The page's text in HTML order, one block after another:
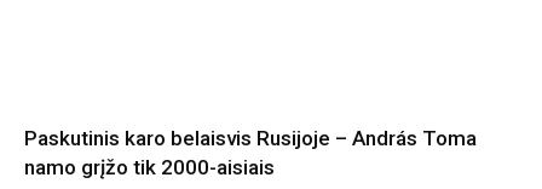
Paskutinis karo belaisvis Rusijoje – András Toma
namo grįžo tik 2000-aisiais